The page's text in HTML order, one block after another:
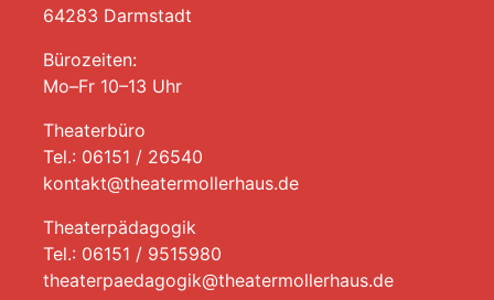
64283 Darmstadt
Bürozeiten:
Mo–Fr 10–13 Uhr
Theaterbüro
Tel.: 06151 / 26540
kontakt@theatermollerhaus.de
Theaterpädagogik
Tel.: 06151 / 9515980
theaterpaedagogik@theatermollerhaus.de